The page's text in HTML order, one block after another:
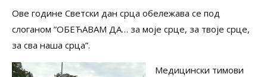
Ове године Светски дан срца обележава се под
слоганом ”ОБЕЋАВАМ ДА… за моје срце, за твоје срце,
за сва наша срца”.
Медицински тимови